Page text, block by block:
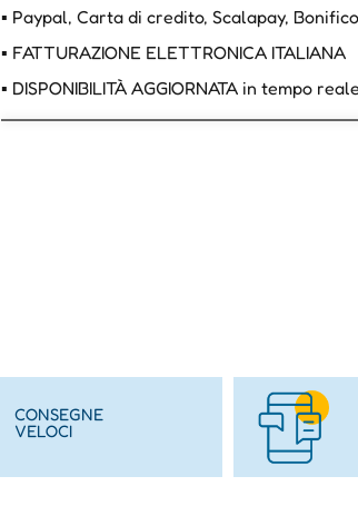
▪ Paypal, Carta di credito, Scalapay,
▪ FATTURAZIONE ELETTRONICA ITALIANA
▪ DISPONIBILITÀ AGGIORNATA in tempo reale
CONSEGNE
VELOCI